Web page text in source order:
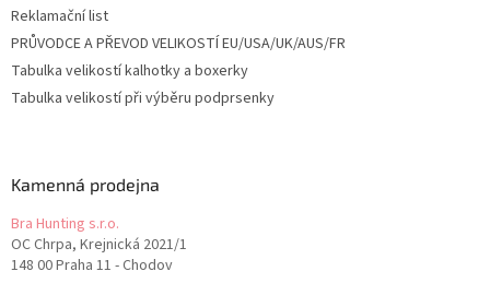
Reklamační list
PRŮVODCE A PŘEVOD VELIKOSTÍ EU/USA/UK/AUS/FR
Tabulka velikostí kalhotky a boxerky
Tabulka velikostí při výběru podprsenky
Kamenná prodejna
Bra Hunting s.r.o.
OC Chrpa, Krejnická 2021/1
148 00 Praha 11 - Chodov